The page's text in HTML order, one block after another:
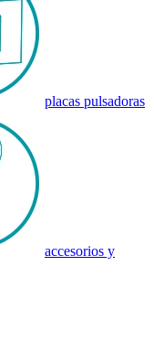
placas pulsadoras
accesorios y